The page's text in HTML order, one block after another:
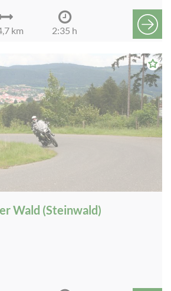
km 2:35 h
Wald (Steinwald)